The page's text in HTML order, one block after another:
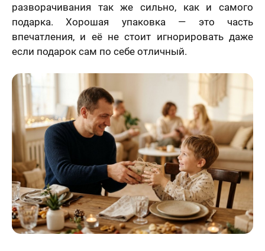
разворачивания так же сильно, как и самого
подарка. Хорошая упаковка — это часть
впечатления, и её не стоит игнорировать даже
если подарок сам по себе отличный.